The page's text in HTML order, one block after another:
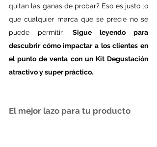
quitan las ganas de probar? Eso es justo lo
que cualquier marca que se precie no se
puede permitir. Sigue leyendo para
descubrir cómo impactar a los clientes en
el punto de venta con un Kit Degustación
atractivo y super práctico.
El mejor lazo para tu producto